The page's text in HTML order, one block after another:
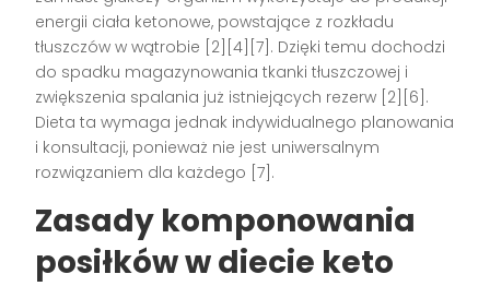
energii ciała ketonowe, powstające z rozkładu
tłuszczów w wątrobie [2][4][7]. Dzięki temu dochodzi
do spadku magazynowania tkanki tłuszczowej i
zwiększenia spalania już istniejących rezerw [2][6].
Dieta ta wymaga jednak indywidualnego planowania
i konsultacji, ponieważ nie jest uniwersalnym
rozwiązaniem dla każdego [7].
Zasady komponowania
posiłków w diecie keto